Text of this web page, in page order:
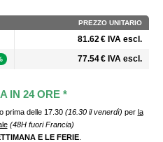
PREZZO UNITARIO
81.62 € IVA escl.
77.54 € IVA escl.
IN 24 ORE *
prima delle 17.30 (16.30 il venerdì) per la
(48H fuori Francia)
E LE FERIE.